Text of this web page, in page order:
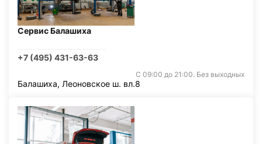
Сервис Балашиха
+7 (495) 431-63-63
С 09:00 до 21:00. Без выходных
Балашиха, Леоновское ш. вл.8